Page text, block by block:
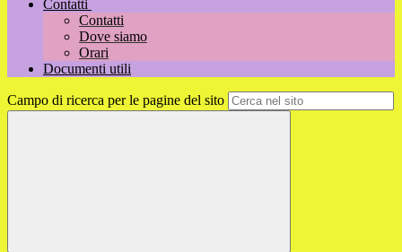
Contatti
Contatti
Dove siamo
Orari
Documenti utili
Campo di ricerca per le pagine del sito